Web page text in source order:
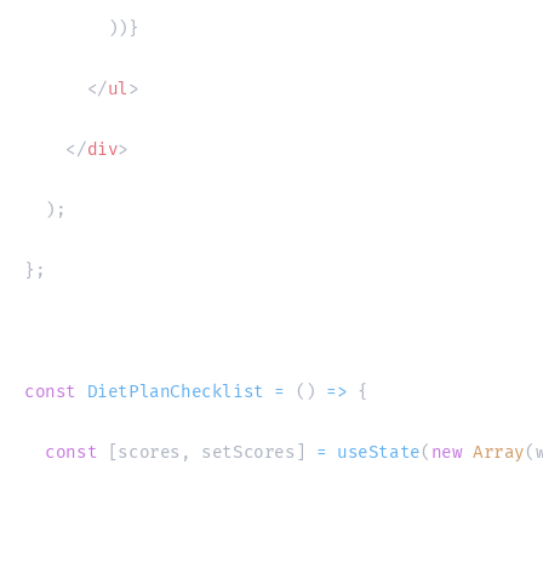
) ) }
</ul>
</div>
) ;
} ;
const DietPlanChecklist = ( ) => {
const scores , setScores = useState( new Array(